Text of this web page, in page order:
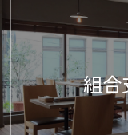
組合